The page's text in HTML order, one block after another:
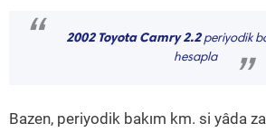
“ 2002 Toyota Camry 2.2periyodik
hesapla
”
Bazen, periyodik bakım km. si yâda